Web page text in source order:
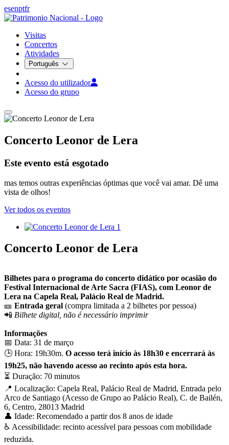
esenptfr
Visitas
Concertos
Atividades
Português
Acesso do utilizador
Acesso do grupo
Concerto Leonor de Lera
Este evento está esgotado
mas temos outras experiências óptimas que você vai amar. Dê uma
vista de olhos!
Ver todos os eventos
Concerto Leonor de Lera
Bilhetes para o programa do concerto didático por ocasião do
Festival Internacional de Arte Sacra (FIAS), com Leonor de
Lera na Capela Real, Palácio Real de Madrid.
🎫 Entrada geral (compra limitada a 2 bilhetes por pessoa)
📲 Bilhete digital, não é necessário imprimir
Informações
📅 Data: 31 de março
🕒 Hora: 19h30m. O acesso terá início às 18h30 e encerrará às
19h25, não havendo acesso ao recinto após esta hora.
⏳ Duração: 70 minutos
📍 Localização: Capela Real, Palácio Real de Madrid, Entrada pelo
Arco de Santiago (Acesso de Grupo ao Palácio Real), C. de Bailén,
6, Centro, 28013 Madrid
👤 Idade: Recomendado a partir dos 8 anos de idade
♿️ Acessibilidade: recinto acessível para pessoas com mobilidade
reduzida.